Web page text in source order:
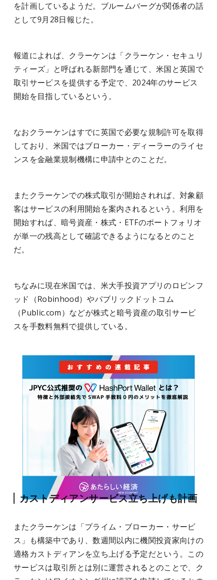
を計画しているようだ。ブルームバーグが関係者の話
として9月28日報じた。
報道によれば、クラーケンは「クラーケン・セキュリ
ティーズ」と呼ばれる新部門を通じて、米国と英国で
取引サービスを提供する予定で、2024年のサービス
開始を目指しているという。
なおクラーケンはすでに英国で必要な規制許可を取得
しており、米国ではブローカー・ディーラーのライセ
ンスを金融業規制機構に申請中とのことだ。
またクラーケンでの株式取引が開始されれば、対象顧
客はサービスの利用開始を案内されるという。利用を
開始すれば、暗号資産・株式・ETFのポートフォリオ
が単一の残高として確認できるようになるとのこと
だ。
ちなみに現在米国では、米大手投資アプリのロビンフ
ッド（Robinhood）やパブリックドットコム
（Public.com）などが株式と暗号資産の取引サービ
スを手数料無料で提供している。
カストディアンサービス立ち上げも計画
またクラーケンは「プライム・ブローカー・サービ
ス」も構築中であり、数週間以内に機関投資家向けの
適格カストディアンを立ち上げる予定だという。この
サービスは取引所とは別に運営されるとのことで、ク